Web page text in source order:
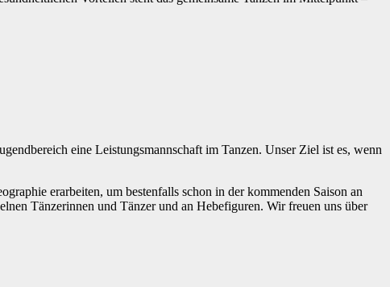
eine Leistungsmannschaft im Tanzen. Unser Ziel ist es, wenn
erarbeiten, um bestenfalls schon in der kommenden Saison an
Tänzerinnen und Tänzer und an Hebefiguren. Wir freuen uns über